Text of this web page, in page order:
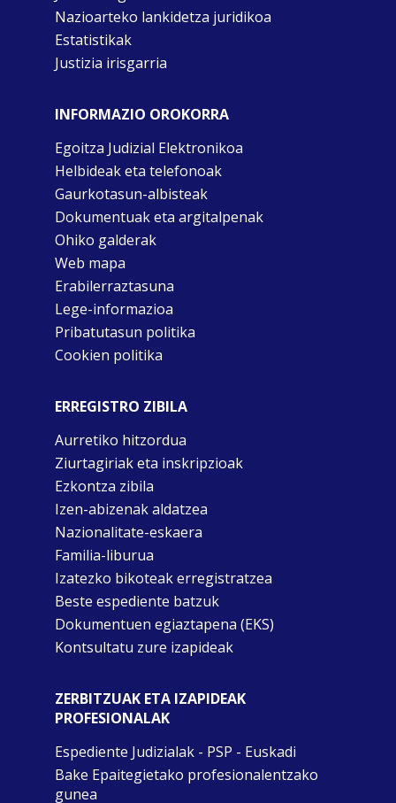
Nazioarteko lankidetza juridikoa
Estatistikak
Justizia irisgarria
INFORMAZIO OROKORRA
Egoitza Judizial Elektronikoa
Helbideak eta telefonoak
Gaurkotasun-albisteak
Dokumentuak eta argitalpenak
Ohiko galderak
Web mapa
Erabilerraztasuna
Lege-informazioa
Pribatutasun politika
Cookien politika
ERREGISTRO ZIBILA
Aurretiko hitzordua
Ziurtagiriak eta inskripzioak
Ezkontza zibila
Izen-abizenak aldatzea
Nazionalitate-eskaera
Familia-liburua
Izatezko bikoteak erregistratzea
Beste espediente batzuk
Dokumentuen egiaztapena (EKS)
Kontsultatu zure izapideak
ZERBITZUAK ETA IZAPIDEAK
PROFESIONALAK
Espediente Judizialak - PSP - Euskadi
Bake Epaitegietako profesionalentzako
gunea